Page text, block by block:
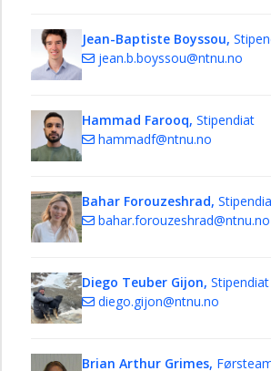
Jean-Baptiste Boyssou,
jean.b.boyssou@ntnu.no
Hammad Farooq, Stipendiat
hammadf@ntnu.no
Bahar Forouzeshrad,
bahar.forouzeshrad@ntnu.no
Diego Teuber Gijon, Stipendiat
diego.gijon@ntnu.no
Brian Arthur Grimes,